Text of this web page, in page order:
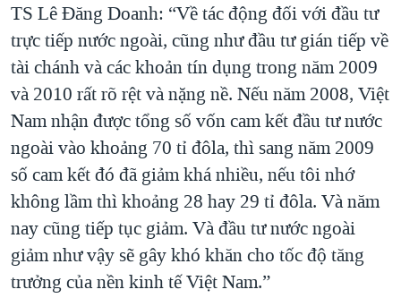
TS Lê Đăng Doanh: “Về tác động đối với đầu tư
trực tiếp nước ngoài, cũng như đầu tư gián tiếp về
tài chánh và các khoản tín dụng trong năm 2009
và 2010 rất rõ rệt và nặng nề. Nếu năm 2008, Việt
Nam nhận được tổng số vốn cam kết đầu tư nước
ngoài vào khoảng 70 tỉ đôla, thì sang năm 2009
số cam kết đó đã giảm khá nhiều, nếu tôi nhớ
không lầm thì khoảng 28 hay 29 tỉ đôla. Và năm
nay cũng tiếp tục giảm. Và đầu tư nước ngoài
giảm như vậy sẽ gây khó khăn cho tốc độ tăng
trưởng của nền kinh tế Việt Nam.”